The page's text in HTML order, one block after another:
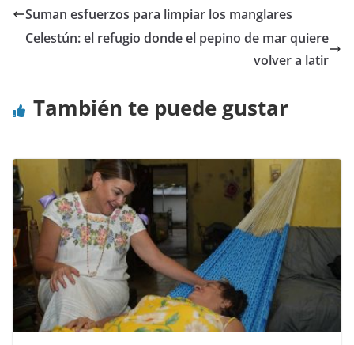
Suman esfuerzos para limpiar los manglares
Celestún: el refugio donde el pepino de mar quiere
volver a latir
También te puede gustar